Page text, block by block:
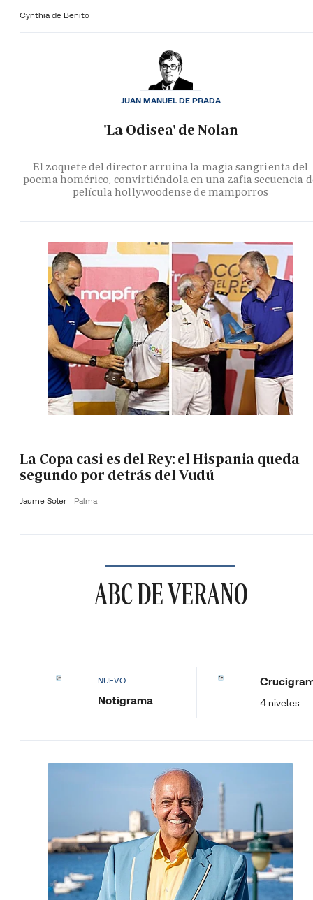
Cynthia de Benito
'La Odisea' de Nolan
El zoquete del director arruina la magia sangrienta del
poema homérico, convirtiéndola en una zafia secuencia
película hollywoodense de mamporros
JUAN MANUEL DE PRADA
La Copa casi es del Rey: el Hispania queda
segundo por detrás del Vudú
Jaume Soler Palma
ABC DE VERANO
NUEVO
Notigrama 4 niveles